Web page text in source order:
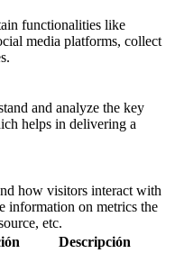
functionalities like
media platforms, collect
and analyze the key
helps in delivering a
how visitors interact with
information on metrics the
etc.
Descripción